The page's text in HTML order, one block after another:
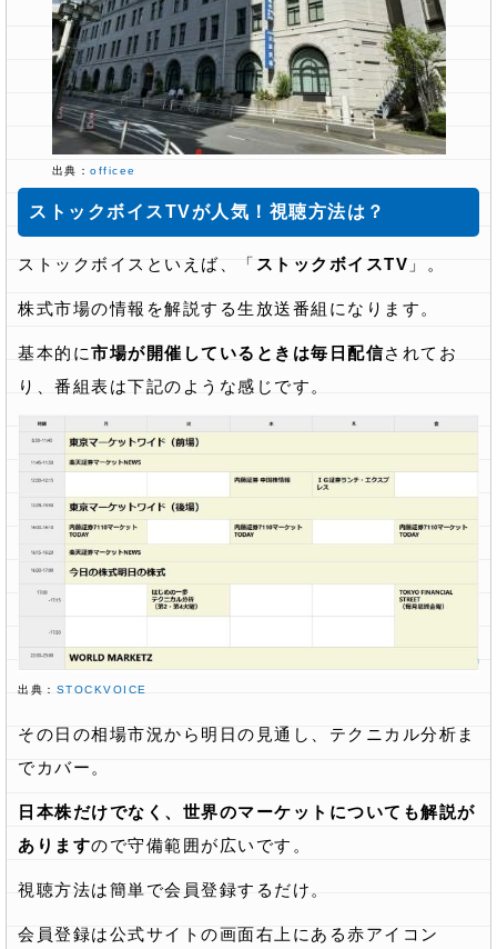
出典： officee
ストックボイスTVが人気！視聴方法は？
ストックボイスといえば、「 ストックボイスTV 」。
株式市場の情報を解説する生放送番組になります。
基本的に市場が開催しているときは毎日配信されてお
り、番組表は下記のような感じです。
出典： STOCKVOICE
その日の相場市況から明日の見通し、テクニカル分析ま
でカバー。
日本株だけでなく、世界のマーケットについても解説が
ありますので守備範囲が広いです。
視聴方法は簡単で会員登録するだけ。
会員登録は公式サイトの画面右上にある赤アイコン